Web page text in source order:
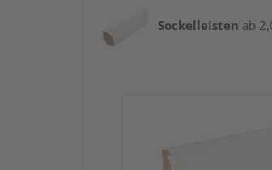
Sockelleisten ab